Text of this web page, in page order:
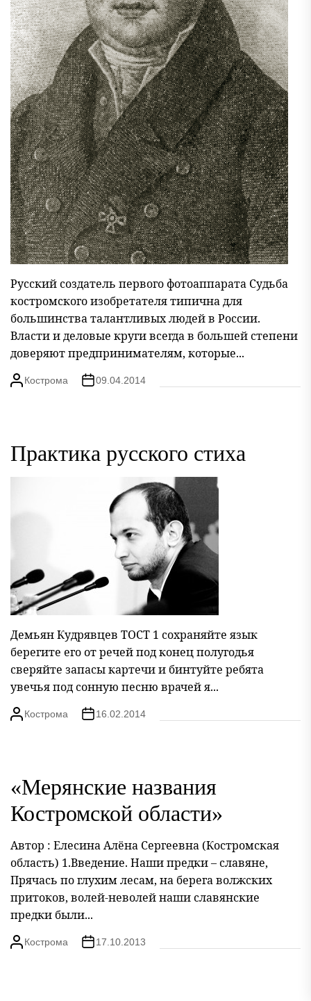
Русский создатель первого фотоаппарата Судьба
костромского изобретателя типична для
большинства талантливых людей в России.
Власти и деловые круги всегда в большей степени
доверяют предпринимателям, которые...
Кострома 09.04.2014
Практика русского стиха
Демьян Кудрявцев ТОСТ 1 сохраняйте язык
берегите его от речей под конец полугодья
сверяйте запасы картечи и бинтуйте ребята
увечья под сонную песню врачей я...
Кострома 16.02.2014
«Мерянские названия
Костромской области»
Автор : Елесина Алёна Сергеевна (Костромская
область) 1.Введение. Наши предки – славяне,
Прячась по глухим лесам, на берега волжских
притоков, волей-неволей наши славянские
предки были...
Кострома 17.10.2013